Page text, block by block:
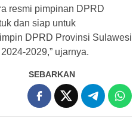
resmi pimpinan DPRD
dan siap untuk
DPRD Provinsi Sulawesi
2029,” ujarnya.
SEBARKAN